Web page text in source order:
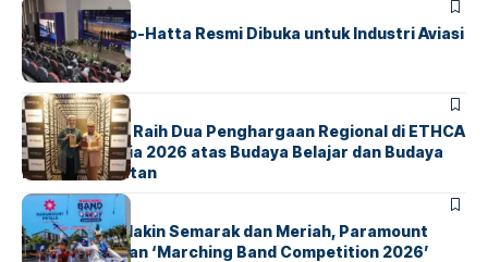
BANDARA BERITA
IALC Soekarno-Hatta Resmi Dibuka untuk Industri Aviasi
Dunia
BERITA
ParagonCorp Raih Dua Penghargaan Regional di ETHCA
Southeast Asia 2026 atas Budaya Belajar dan Budaya
Kebermanfaatan
BERITA INDEX
Akhir Pekan Makin Semarak dan Meriah, Paramount
Petals Hadirkan ‘Marching Band Competition 2026’